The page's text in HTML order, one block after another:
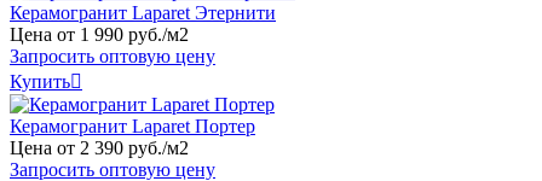
Керамогранит Laparet Этернити
Цена от 1 990 руб./м2
Запросить оптовую цену
Купить
Керамогранит Laparet Портер
Цена от 2 390 руб./м2
Запросить оптовую цену